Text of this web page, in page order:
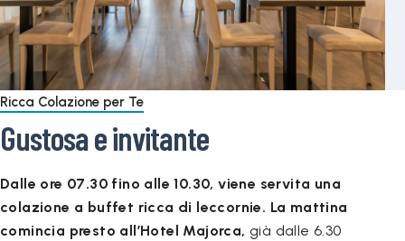
Ricca Colazione per Te
Gustosa e invitante
Dalle ore 07.30 fino alle 10.30, viene servita una
colazione a buffet ricca di leccornie. La mattina
comincia presto all’Hotel Majorca, già dalle 6.30